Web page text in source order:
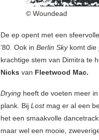
© Woundead
De ep opent met een
’80. Ook in Berlin Sky komt die
krachtige stem van Dimitra te
Nicks van Fleetwood Mac.
Drying heeft de voeten meer
plank. Bij Lostmag er al een
het een smaakvolle
maar wel een mooie,